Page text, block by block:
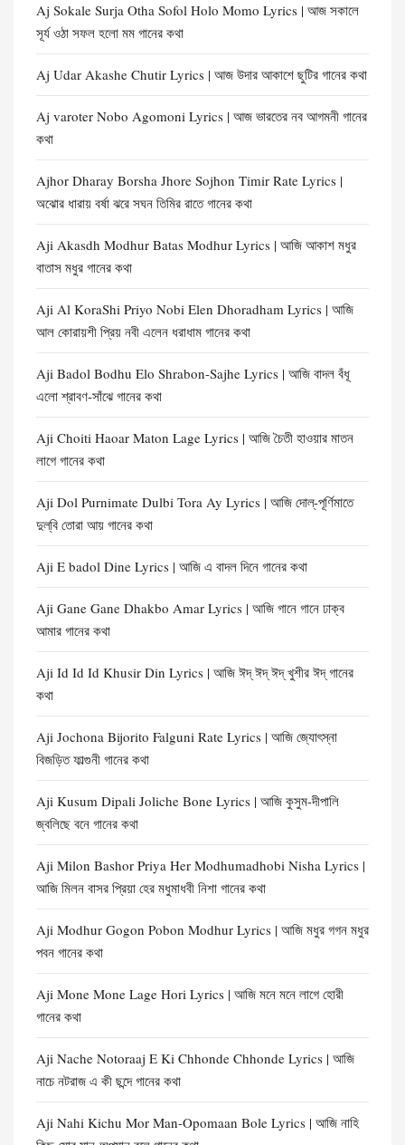
Aj Sokale Surja Otha Sofol Holo Momo Lyrics | আজ সকালে
সূর্য ওঠা সফল হলো মম গানের কথা
Aj Udar Akashe Chutir Lyrics | আজ উদার আকাশে ছুটির গানের কথা
Aj varoter Nobo Agomoni Lyrics | আজ ভারতের নব আগমনী গানের
কথা
Ajhor Dharay Borsha Jhore Sojhon Timir Rate Lyrics |
অঝোর ধারায় বর্ষা ঝরে সঘন তিমির রাতে গানের কথা
Aji Akasdh Modhur Batas Modhur Lyrics | আজি আকাশ মধুর
বাতাস মধুর গানের কথা
Aji Al KoraShi Priyo Nobi Elen Dhoradham Lyrics | আজি
আল কোরায়শী প্রিয় নবী এলেন ধরাধাম গানের কথা
Aji Badol Bodhu Elo Shrabon-Sajhe Lyrics | আজি বাদল বঁধূ
এলো শ্রাবণ-সাঁঝে গানের কথা
Aji Choiti Haoar Maton Lage Lyrics | আজি চৈতী হাওয়ার মাতন
লাগে গানের কথা
Aji Dol Purnimate Dulbi Tora Ay Lyrics | আজি দোল্-পূর্ণিমাতে
দুল্‌বি তোরা আয় গানের কথা
Aji E badol Dine Lyrics | আজি এ বাদল দিনে গানের কথা
Aji Gane Gane Dhakbo Amar Lyrics | আজি গানে গানে ঢাক্‌ব
আমার গানের কথা
Aji Id Id Id Khusir Din Lyrics | আজি ঈদ্ ঈদ্ ঈদ্ খুশীর ঈদ্ গানের
কথা
Aji Jochona Bijorito Falguni Rate Lyrics | আজি জ্যোৎস্না
বিজড়িত ফাল্গুনী গানের কথা
Aji Kusum Dipali Joliche Bone Lyrics | আজি কুসুম-দীপালি
জ্বলিছে বনে গানের কথা
Aji Milon Bashor Priya Her Modhumadhobi Nisha Lyrics |
আজি মিলন বাসর প্রিয়া হের মধুমাধবী নিশা গানের কথা
Aji Modhur Gogon Pobon Modhur Lyrics | আজি মধুর গগন মধুর
পবন গানের কথা
Aji Mone Mone Lage Hori Lyrics | আজি মনে মনে লাগে হোরী
গানের কথা
Aji Nache Notoraaj E Ki Chhonde Chhonde Lyrics | আজি
নাচে নটরাজ এ কী ছন্দে গানের কথা
Aji Nahi Kichu Mor Man-Opomaan Bole Lyrics | আজি নাহি